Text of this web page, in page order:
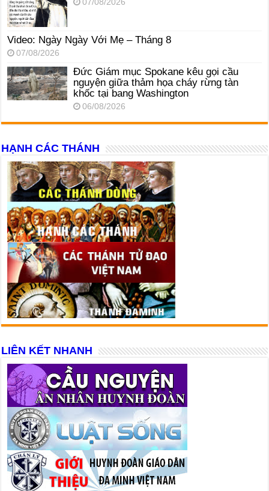
07/08/2026
Video: Ngày Ngày Với Mẹ – Tháng 8
07/08/2026
Đức Giám mục Spokane kêu gọi cầu
nguyện giữa thảm họa cháy rừng tàn
khốc tại bang Washington
06/08/2026
HẠNH CÁC THÁNH
LIÊN KẾT NHANH